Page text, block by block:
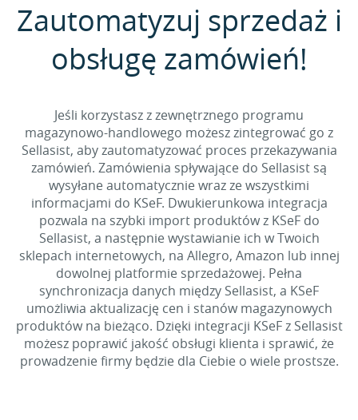
Zautomatyzuj sprzedaż i
obsługę zamówień!
Jeśli korzystasz z zewnętrznego programu
magazynowo-handlowego możesz zintegrować go z
Sellasist, aby zautomatyzować proces przekazywania
zamówień. Zamówienia spływające do Sellasist są
wysyłane automatycznie wraz ze wszystkimi
informacjami do KSeF. Dwukierunkowa integracja
pozwala na szybki import produktów z KSeF do
Sellasist, a następnie wystawianie ich w Twoich
sklepach internetowych, na Allegro, Amazon lub innej
dowolnej platformie sprzedażowej. Pełna
synchronizacja danych między Sellasist, a KSeF
umożliwia aktualizację cen i stanów magazynowych
produktów na bieżąco. Dzięki integracji KSeF z Sellasist
możesz poprawić jakość obsługi klienta i sprawić, że
prowadzenie firmy będzie dla Ciebie o wiele prostsze.